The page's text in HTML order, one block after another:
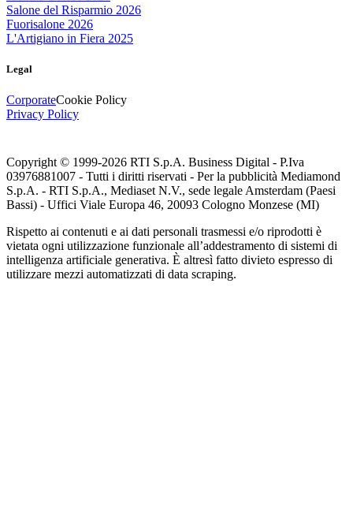
Salone del Risparmio 2026
Fuorisalone 2026
L'Artigiano in Fiera 2025
Legal
CorporateCookie Policy
Privacy Policy
Copyright © 1999-2026 RTI S.p.A. Business Digital - P.Iva
03976881007 - Tutti i diritti riservati - Per la pubblicità Mediamond
S.p.A. - RTI S.p.A., Mediaset N.V., sede legale Amsterdam (Paesi
Bassi) - Uffici Viale Europa 46, 20093 Cologno Monzese (MI)
Rispetto ai contenuti e ai dati personali trasmessi e/o riprodotti è
vietata ogni utilizzazione funzionale all’addestramento di sistemi di
intelligenza artificiale generativa. È altresì fatto divieto espresso di
utilizzare mezzi automatizzati di data scraping.